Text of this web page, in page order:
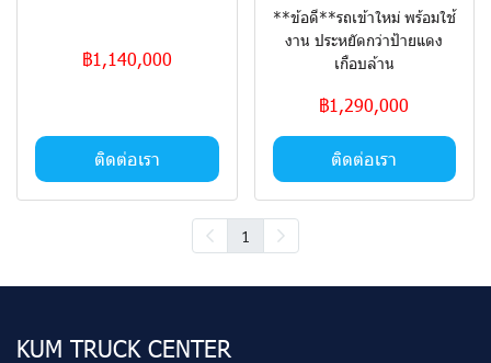
฿1,140,000
ติดต่อเรา
**ข้อดี**รถเข้าใหม่ พร้อมใช้
งาน ประหยัดกว่าป้ายแดง
เกือบล้าน
฿1,290,000
ติดต่อเรา
1
KUM TRUCK CENTER